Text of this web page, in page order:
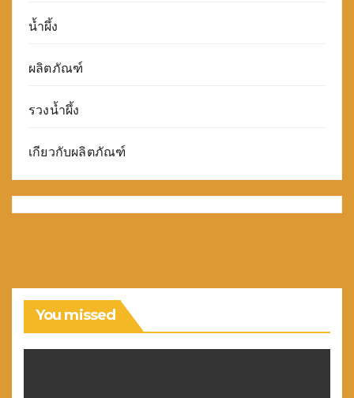
น้ำผึ้ง
ผลิตภัณฑ์
รวงน้ำผึ้ง
เกียวกับผลิตภัณฑ์
You missed